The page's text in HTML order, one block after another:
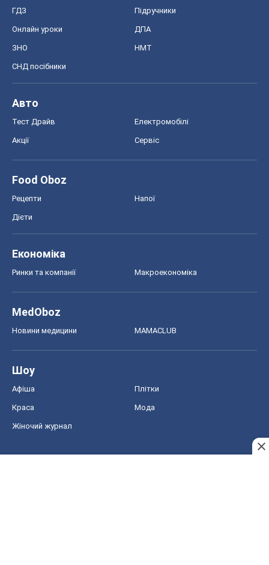
ГДЗ Підручники
Онлайн уроки ДПА
ЗНО НМТ
СНД посібники
Авто
Тест Драйв Електромобілі
Акції Сервіс
Food Oboz
Рецепти Напої
Дієти
Економіка
Ринки та компанії Макроекономіка
MedOboz
Новини медицини MAMACLUB
Шоу
Афіша Плітки
Краса Мода
Жіночий журнал